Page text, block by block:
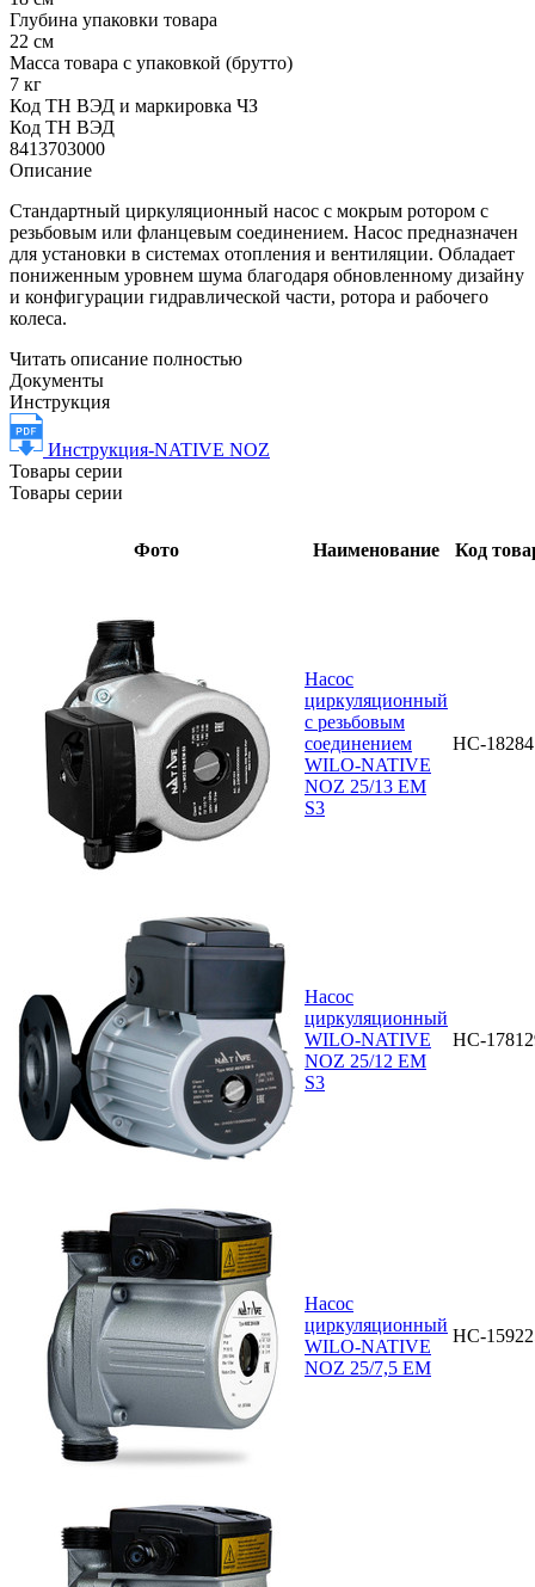
Глубина упаковки товара
22 см
Масса товара с упаковкой (брутто)
7 кг
Код ТН ВЭД и маркировка ЧЗ
Код ТН ВЭД
8413703000
Описание
Стандартный циркуляционный насос с мокрым ротором с
резьбовым или фланцевым соединением. Насос предназначен
для установки в системах отопления и вентиляции. Обладает
пониженным уровнем шума благодаря обновленному дизайну
и конфигурации гидравлической части, ротора и рабочего
колеса.
Читать описание полностью
Документы
Инструкция
Инструкция-NATIVE NOZ
Товары серии
Товары серии
Фото Наименование Код
Насос
циркуляционный
с резьбовым
соединением
WILO-NATIVE
NOZ 25/13 EM
S3
НС-
Насос
циркуляционный
WILO-NATIVE
NOZ 25/12 EM
S3
НС-
Насос
циркуляционный
WILO-NATIVE
NOZ 25/7,5 EM
НС-